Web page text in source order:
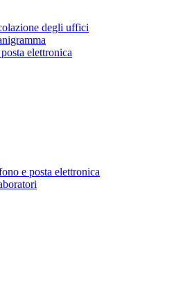
degli uffici
elettronica
e posta elettronica